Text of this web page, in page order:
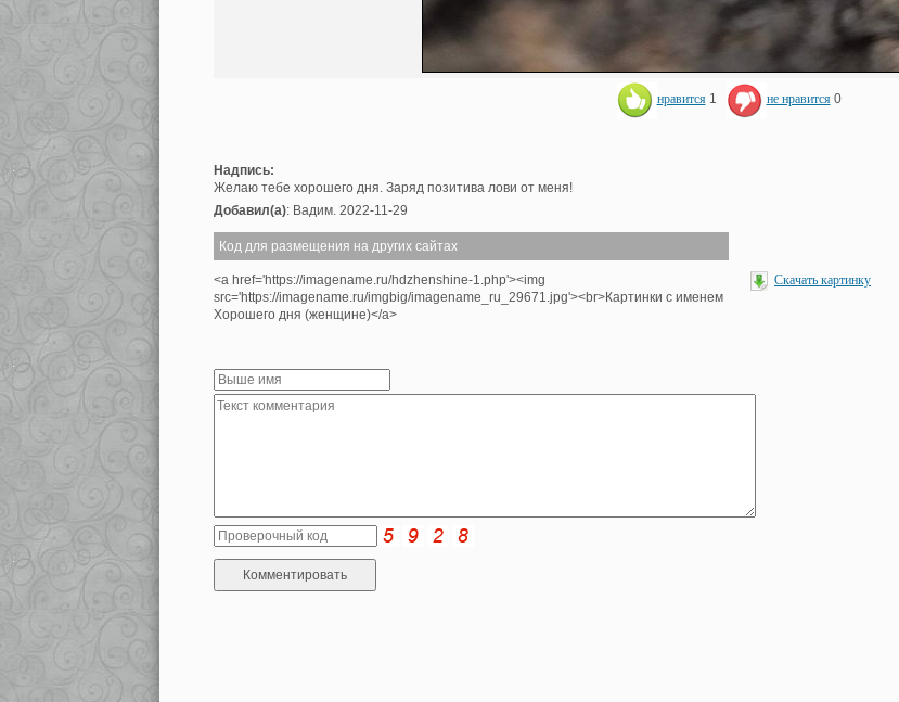
нравится 1 не нравится 0
Надпись:
Желаю тебе хорошего дня. Заряд позитива лови от меня!
Добавил(а): Вадим. 2022-11-29
Код для размещения на других сайтах
<a href='https://imagename.ru/hdzhenshine-1.php'><img
src='https://imagename.ru/imgbig/imagename_ru_29671.jpg'><br>Картинки с именем
Хорошего дня (женщине)</a>
Скачать картинку